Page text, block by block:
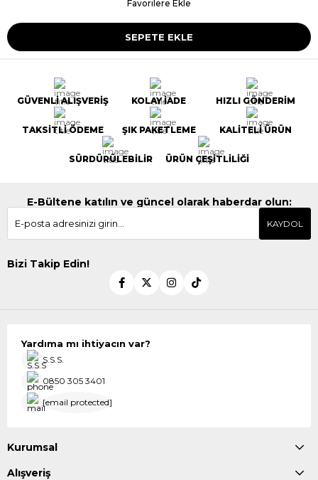
Favorilere Ekle
GÜVENLİ ALIŞVERİŞ KOLAY İADE HIZLI GÖNDERİM
TAKSİTLİ ÖDEME ŞIK PAKETLEME KALİTELİ ÜRÜN
SÜRDÜRÜLEBİLİR ÜRÜN ÇEŞİTLİLİĞİ
E-Bültene katılın ve güncel olarak haberdar olun:
KAYDOL
Bizi Takip Edin!
Yardıma mı ihtiyacın var?
S.S.S.
0850 305 3401
[email protected]
Kurumsal
Alışveriş